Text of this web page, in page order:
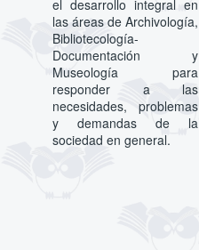
el desarrollo integral en
las áreas de Archivología,
Bibliotecología-
Documentación y
Museología para
responder a las
necesidades, problemas
y demandas de la
sociedad en general.